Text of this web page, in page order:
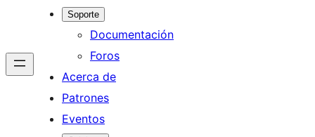
Soporte
Documentación
Foros
Acerca de
Patrones
Eventos